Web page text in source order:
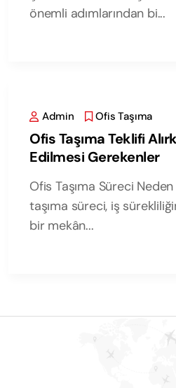
önemli adımlarından bi...
Admin Ofis Taşıma
Ofis Taşıma Teklifi
Edilmesi Gerekenler
Ofis Taşıma Süreci
taşıma süreci, iş
bir mekân...